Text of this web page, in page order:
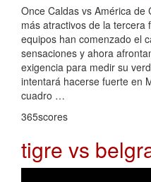
Once Caldas vs América
más atractivos de la tercera
equipos han comenzado el
sensaciones y ahora
exigencia para medir su
intentará hacerse fuerte en
cuadro …
365scores
tigre vs